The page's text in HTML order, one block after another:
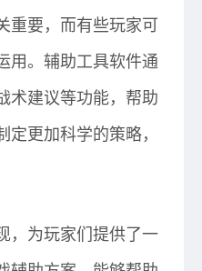
重要，而有些玩家可
用。辅助工具软件通
术建议等功能，帮助
定更加科学的策略，
，为玩家们提供了一